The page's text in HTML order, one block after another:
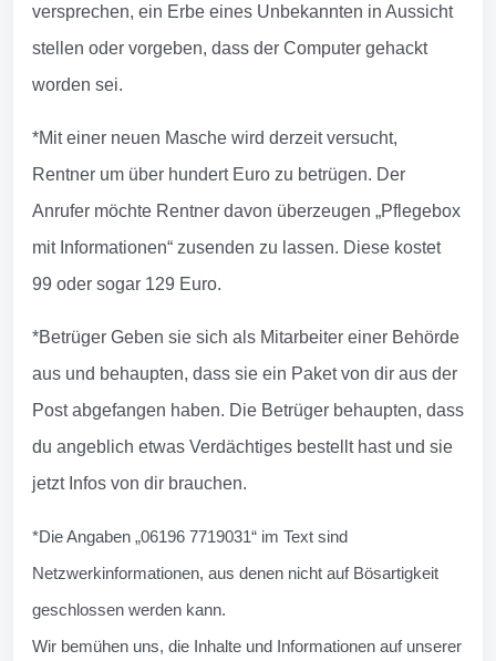
versprechen, ein Erbe eines Unbekannten in Aussicht
stellen oder vorgeben, dass der Computer gehackt
worden sei.
*Mit einer neuen Masche wird derzeit versucht,
Rentner um über hundert Euro zu betrügen. Der
Anrufer möchte Rentner davon überzeugen „Pflegebox
mit Informationen“ zusenden zu lassen. Diese kostet
99 oder sogar 129 Euro.
*Betrüger Geben sie sich als Mitarbeiter einer Behörde
aus und behaupten, dass sie ein Paket von dir aus der
Post abgefangen haben. Die Betrüger behaupten, dass
du angeblich etwas Verdächtiges bestellt hast und sie
jetzt Infos von dir brauchen.
*Die Angaben „06196 7719031“ im Text sind
Netzwerkinformationen, aus denen nicht auf Bösartigkeit
geschlossen werden kann.
Wir bemühen uns, die Inhalte und Informationen auf unserer